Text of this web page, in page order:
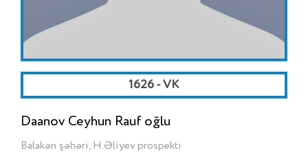
1626 - VK
Daanov Ceyhun Rauf oğlu
Balakən şəhəri, H.Əliyev prospekti